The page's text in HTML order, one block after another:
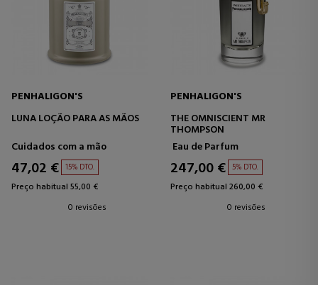
PENHALIGON'S
LUNA LOÇÃO PARA AS MÃOS
Cuidados com a mão
47,02 € 15% DTO.
Preço habitual 55,00 €
0 revisões
PENHALIGON'S
THE OMNISCIENT MR
THOMPSON
Eau de Parfum
247,00 € 5% DTO.
Preço habitual 260,00 €
0 revisões